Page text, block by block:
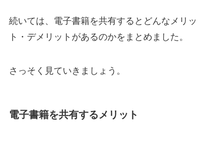
続いては、電子書籍を共有するとどんなメリッ
ト・デメリットがあるのかをまとめました。
さっそく見ていきましょう。
電子書籍を共有するメリット